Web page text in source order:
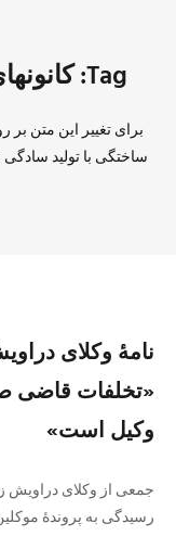
Tag: کانونهای وکلای دادگستری ایران
برای تغییر این متن
ساختگی با تولید
نامهٔ وکلای
«تخلفات قاضی
وکیل است»
رسیدگی به پروندهٔ